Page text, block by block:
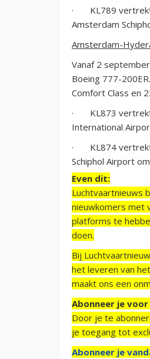
· KL789 vertrekt
Amsterdam
Amsterdam-
Vanaf 2
Boeing 777-
Comfort Class en
· KL873 vertrekt
International
· KL874 vertrekt
Schiphol Airport
Even dit:
Luchtvaartnieuws
nieuwkomers met
platforms te
doen.
Bij
het leveren van
maakt ons een
Abonneer je
Door je te
je toegang tot
Abonneer je